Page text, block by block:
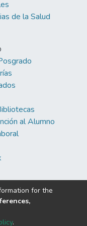
entidad financiera
sus políticas de
de la Salud
al Alumno
for the
.